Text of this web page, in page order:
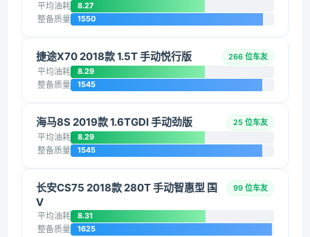
平均油耗 8.27
整备质量 1550
捷途X70 2018款 1.5T 手动悦行版 266 位车友
平均油耗 8.29
整备质量 1545
海马8S 2019款 1.6TGDI 手动劲版 25 位车友
平均油耗 8.29
整备质量 1545
长安CS75 2018款 280T 手动智惠型 国
V
99 位车友
平均油耗 8.31
整备质量 1625